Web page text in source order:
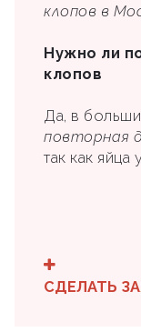
клопов в
Нужно ли
клопов
Да, в
повторная
так как яйца
СДЕЛАТЬ